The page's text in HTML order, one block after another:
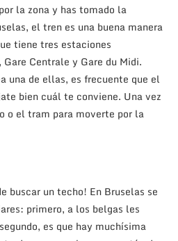
la zona y has tomado la
el tren es una buena manera
tiene tres estaciones
Centrale y Gare du Midi.
una de ellas, es frecuente que el
bien cuál te conviene. Una vez
o el tram para moverte por la
buscar un techo! En Bruselas se
primero, a los belgas les
es que hay muchísima